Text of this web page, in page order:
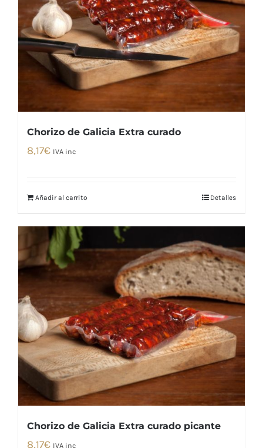
Chorizo de Galicia Extra curado
8,17€ IVA inc
Añadir al carrito Detalles
Chorizo de Galicia Extra curado picante
8,17€ IVA inc